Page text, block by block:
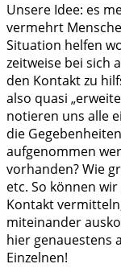
Unsere Idee: es
vermehrt
Situation helfen
zeitweise bei sich
den Kontakt zu
also quasi
notieren uns alle
die
aufgenommen
vorhanden? Wie
etc. So können
Kontakt
miteinander
hier genauestens
Einzelnen!